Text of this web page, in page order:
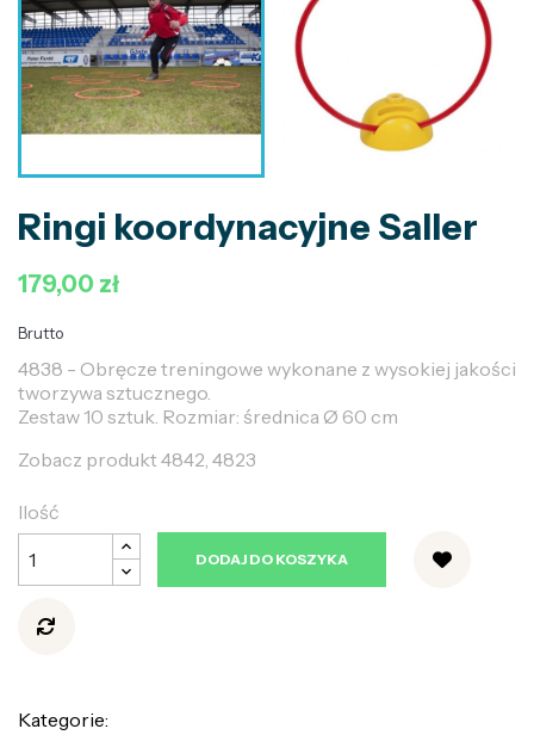
Ringi koordynacyjne Saller
179,00 zł
Brutto
4838 - Obręcze treningowe wykonane z wysokiej jakości
tworzywa sztucznego.
Zestaw 10 sztuk. Rozmiar: średnica Ø 60 cm
Zobacz produkt 4842, 4823
Ilość
DODAJ DO KOSZYKA
Kategorie: